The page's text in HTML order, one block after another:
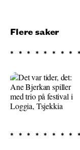
Flere saker